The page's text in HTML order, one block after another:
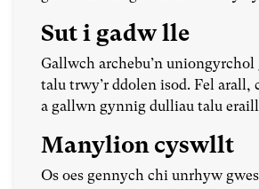
Sut i gadw lle
Gallwch archebu’n uniongyrchol
talu trwy’r ddolen isod. Fel arall,
a gallwn gynnig dulliau talu
Manylion cyswllt
Os oes gennych chi unrhyw